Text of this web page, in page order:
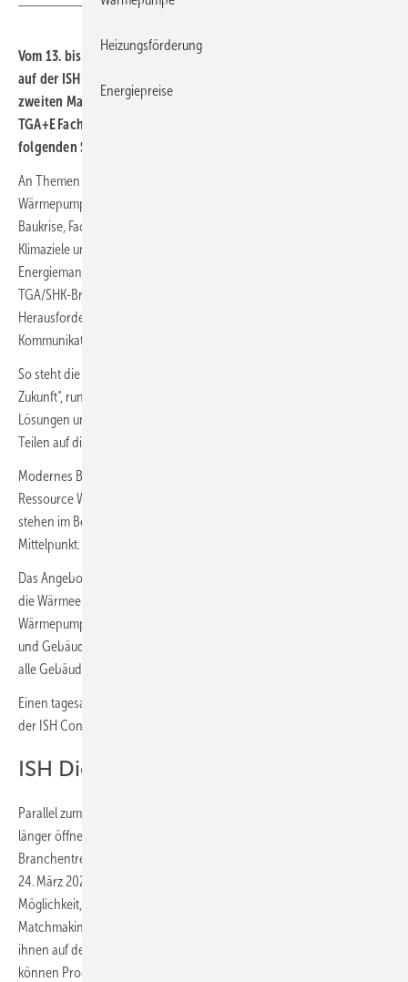
Vom 13. bis zum 17. März 2023 trifft sich die TGA/SHK-Branche
auf der ISH – Weltleitmesse für Wasser, Wärme und Luft. Zum
zweiten Mal mit der Tagesfolge Montag bis Freitag.
TGA+E Fachplaner präsentiert für Ihre Messeplanung auf den
folgenden Seiten auch einige Ankündigungen der Aussteller.
An Themen wird es auf der ISH 2023 nicht mangeln: Digitalisierung,
Wärmepumpen-Rollout, BIM, Trinkwasserhygiene, Raumluftqualität,
Baukrise, Fachkräftemangel, Bundesförderung für effiziente Gebäude,
Klimaziele und Dekarbonisierung, Elektrifizierung und
Energiemanagement, Energie-, Wärme- und Gebäudewende – die
TGA/SHK-Branche steht als Lösungsanbieter im Mittelpunkt aktueller
Herausforderungen. Entsprechend hoch sind die Informations- und
Kommunikationsbedürfnisse.
So steht die ISH 2023 unter dem Motto „Lösungen für eine nachhaltige
Zukunft“, rund 2000 Aussteller präsentieren entsprechende Produkte,
Lösungen und Dienstleistungen. Sie verteilen sich in etwa zu gleichen
Teilen auf die Bereiche ISH Water und ISH Energy.
Modernes Baddesign und nachhaltige Technik im Umgang mit der
Ressource Wasser, Montage- und Befestigungstechnik sowie Software
stehen im Bereich ISH Water in den Hallen 1, 2, 3, 4, 5 und 6 im
Mittelpunkt.
Das Angebot der ISH Energy in den Hallen 8, 9, 10, 11 und 12 umfasst
die Wärmeerzeugung mit einem Schwerpunkt auf
Wärmepumpentechnik, die Wärmeverteilung und -übergabe, Haus-
und Gebäudeautomation sowie Kälte-, Klima- und Lüftungstechnik für
alle Gebäudearten.
Einen tagesaktuellen Einblick über alle Aussteller und Produkte bietet
der ISH Contactor:
ISH Digital Extension
Parallel zum Messegeschehen in Frankfurt und noch eine Woche
länger öffnet die begleitende digitale Plattform zum
Branchentreffpunkt: Die ISH Digital Extension bietet vom 13. bis
24. März 2023 die Chance, digital dabei zu sein. Ein Vorteil ist die
Möglichkeit, zielgerichtet Kontakt aufzunehmen. Über KI-gestütztes
Matchmaking lassen sich passende Geschäftspartner finden, um mit
ihnen auf der Messe oder digital in Kontakt zu treten. Außerdem
können Programmpunkte als On-Demand-Video zu individuellen
Heizungsförderung
Energiepreise